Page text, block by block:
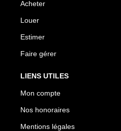
Acheter
Louer
Estimer
Faire gérer
LIENS UTILES
Mon compte
Nos honoraires
Mentions légales